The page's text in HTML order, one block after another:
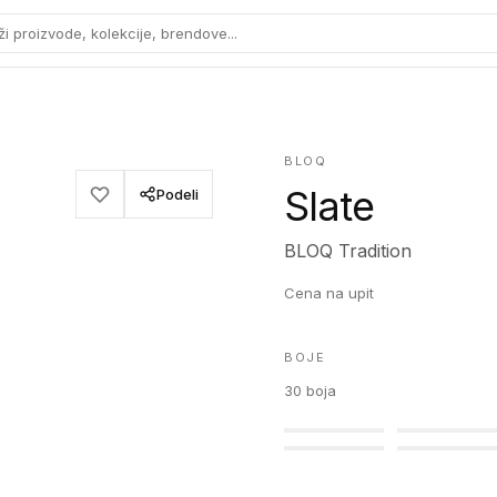
proizvode, kolekcije, brendove...
Podeli
BLOQ
Slate
BLOQ Tradition
Cena na upit
BOJE
30 boja